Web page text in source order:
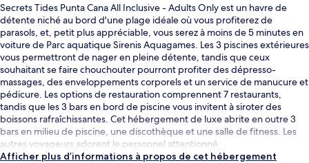
Secrets Tides Punta Cana All Inclusive - Adults Only est un havre de
détente niché au bord d'une plage idéale où vous profiterez de
parasols, et, petit plus appréciable, vous serez à moins de 5 minutes en
voiture de Parc aquatique Sirenis Aquagames. Les 3 piscines extérieures
vous permettront de nager en pleine détente, tandis que ceux
souhaitant se faire chouchouter pourront profiter des dépresso-
massages, des enveloppements corporels et un service de manucure et
pédicure. Les options de restauration comprennent 7 restaurants,
tandis que les 3 bars en bord de piscine vous invitent à siroter des
boissons rafraîchissantes. Cet hébergement de luxe abrite en outre 3
bars en milieu de piscine, une discothèque et une salle de fitness. Les
autres voyageurs adorent le personnel attentionné.
Afficher plus d’informations à propos de cet hébergement